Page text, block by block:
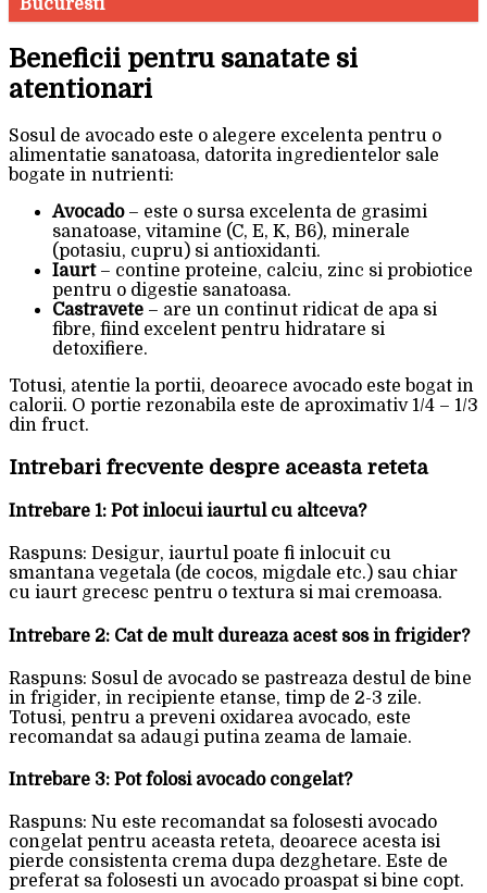
Bucuresti
Beneficii pentru sanatate si
atentionari
Sosul de avocado este o alegere excelenta pentru o
alimentatie sanatoasa, datorita ingredientelor sale
bogate in nutrienti:
Avocado– este o sursa excelenta de grasimi
sanatoase, vitamine (C, E, K, B6), minerale
(potasiu, cupru) si antioxidanti.
Iaurt– contine proteine, calciu, zinc si probiotice
pentru o digestie sanatoasa.
Castravete – are un continut ridicat de apa si
fibre, fiind excelent pentru hidratare si
detoxifiere.
Totusi, atentie la portii, deoarece avocado este bogat in
calorii. O portie rezonabila este de aproximativ 1/4 – 1/3
din fruct.
Intrebari frecvente despre aceasta reteta
Intrebare 1: Pot inlocui iaurtul cu altceva?
Raspuns: Desigur, iaurtul poate fi inlocuit cu
smantana vegetala (de cocos, migdale etc.) sau chiar
cu iaurt grecesc pentru o textura si mai cremoasa.
Intrebare 2: Cat de mult dureaza acest sos in frigider?
Raspuns: Sosul de avocado se pastreaza destul de bine
in frigider, in recipiente etanse, timp de 2-3 zile.
Totusi, pentru a preveni oxidarea avocado, este
recomandat sa adaugi putina zeama de lamaie.
Intrebare 3: Pot folosi avocado congelat?
Raspuns: Nu este recomandat sa folosesti avocado
congelat pentru aceasta reteta, deoarece acesta isi
pierde consistenta crema dupa dezghetare. Este de
preferat sa folosesti un avocado proaspat si bine copt.